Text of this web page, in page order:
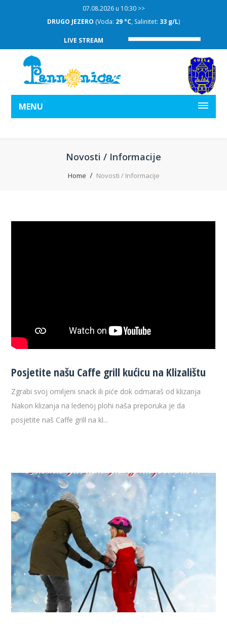
07.08.2026 u 10:30 >>
DRUGO JEZERO (Voda: 29 °C, Salinitet: 33 g/L)
LIVE STREAM
MENU
Novosti / Informacije
Home Novosti / Informacije
Posjetite našu Caffe grill kućicu na Klizalištu
Zgrabi svoj omiljeni snack ili piće dok odmaraš od klizanja
Nakon klizanja na ledenoj plohi naša preporuka je da
posjetite naš Caffe grill na kl...